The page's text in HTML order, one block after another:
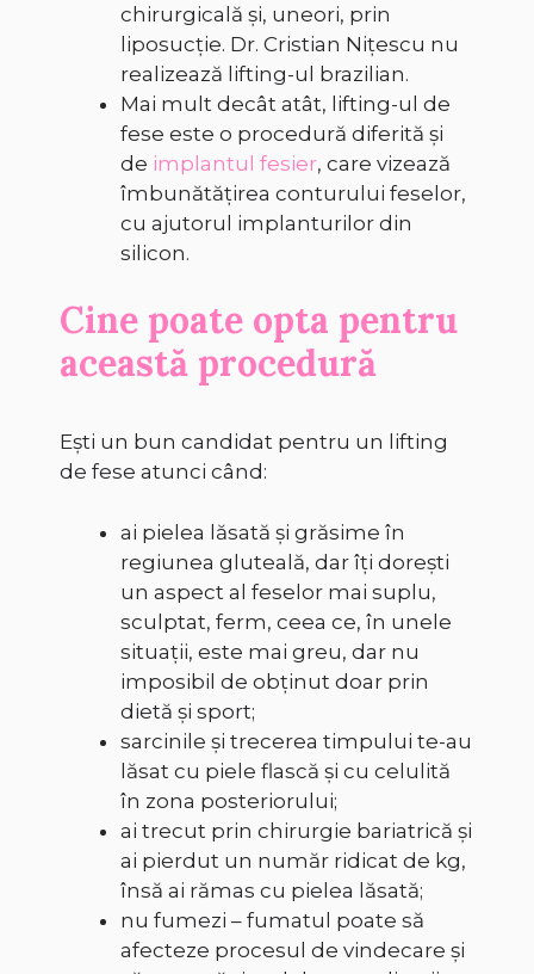
chirurgicală și, uneori, prin
liposucție. Dr. Cristian Nițescu nu
realizează lifting-ul brazilian.
Mai mult decât atât, lifting-ul de
fese este o procedură diferită și
de implantul fesier, care vizează
îmbunătățirea conturului feselor,
cu ajutorul implanturilor din
silicon.
Cine poate opta pentru
această procedură
Ești un bun candidat pentru un lifting
de fese atunci când:
ai pielea lăsată și grăsime în
regiunea gluteală, dar îți dorești
un aspect al feselor mai suplu,
sculptat, ferm, ceea ce, în unele
situații, este mai greu, dar nu
imposibil de obținut doar prin
dietă și sport;
sarcinile și trecerea timpului te-au
lăsat cu piele flască și cu celulită
în zona posteriorului;
ai trecut prin chirurgie bariatrică și
ai pierdut un număr ridicat de kg,
însă ai rămas cu pielea lăsată;
nu fumezi – fumatul poate să
afecteze procesul de vindecare și